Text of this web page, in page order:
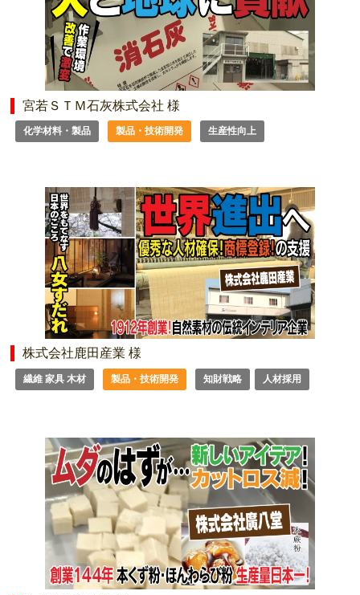
宮若ＳＴＭ石灰株式会社 様
化学材料・製品 製品・技術開発 生産性向上
株式会社鹿田産業 様
繊維 家具 木材 製品・技術開発 知財戦略 人材採用